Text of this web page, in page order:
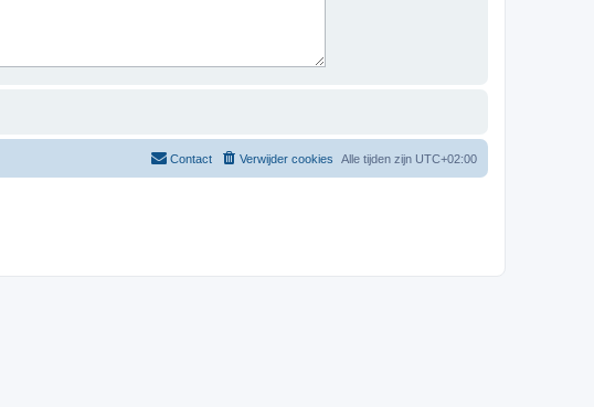
Alle tijden zijn UTC+02:00
Verwijder cookies
Contact